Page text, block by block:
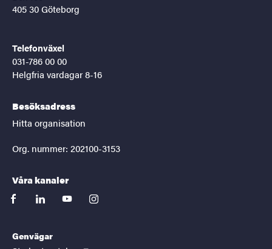
405 30 Göteborg
Telefonväxel
031-786 00 00
Helgfria vardagar 8-16
Besöksadress
Hitta organisation
Org. nummer: 202100-3153
Våra kanaler
facebooklinkedinyoutubeinstagram
Genvägar